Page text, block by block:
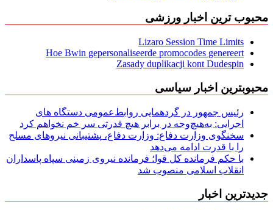
محبوب ترین اخبار ورزشی
Lizaro Session Time Limits
Hoe Bwin gepersonaliseerde promocodes genereert
Zasady duplikacji kont Dudespin
محبوبترین اخبار سیاسی
رئیس جمهور در گردهمایی روابط‌عمومی دستگاه های
اجرایی: به‌هیچ‌وجه در برابر هیچ قدرتی سر خم نخواهم کرد
سخنگوی وزارت دفاع: وزارت دفاع، پشتیبانی نیرو‌های مسلح
را با قدرت ادامه می‌دهد
با حکم فرمانده کل قوا؛ فرمانده نیروی زمینی سپاه پاسداران
انقلاب اسلامی منصوب شد
جدیدترین اخبار